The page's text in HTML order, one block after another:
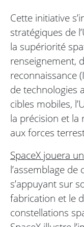
Cette initiative
stratégiques de
la supériorité
renseignement,
reconnaissance
de technologies
cibles mobiles,
la précision et la
aux forces
SpaceX jouera
l’assemblage de
s’appuyant sur
fabrication et le
constellations